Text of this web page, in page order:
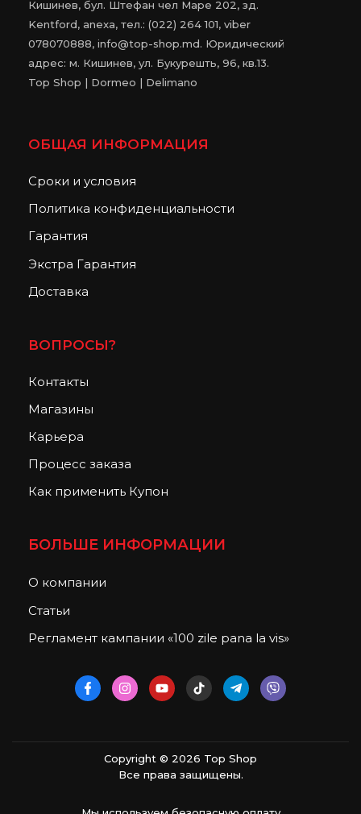
Кишинев, бул. Штефан чел Маре 202, зд.
Kentford, anexa, тел.: (022) 264 101, viber
078070888, info@top-shop.md. Юридический
адрес: м. Кишинев, ул. Букурешть, 96, кв.13.
Top Shop | Dormeo | Delimano
ОБЩАЯ ИНФОРМАЦИЯ
Сроки и условия
Политика конфиденциальности
Гарантия
Экстра Гарантия
Доставка
ВОПРОСЫ?
Контакты
Магазины
Карьера
Процесс заказа
Как применить Купон
БОЛЬШЕ ИНФОРМАЦИИ
О компании
Статьи
Регламент кампании «100 zile pana la vis»
Copyright © 2026 Top Shop
Все права защищены.